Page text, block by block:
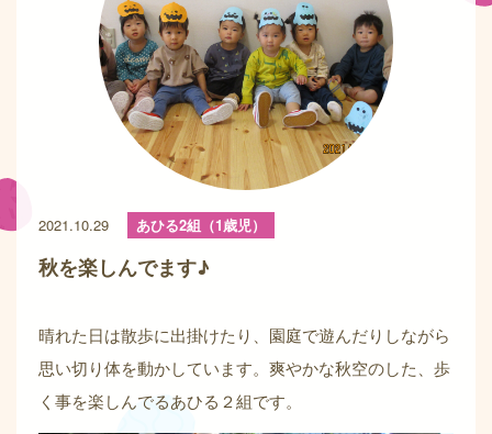
2021.10.29 あひる2組（1歳児）
秋を楽しんでます♪
晴れた日は散歩に出掛けたり、園庭で遊んだりしながら
思い切り体を動かしています。爽やかな秋空のした、歩
く事を楽しんでるあひる２組です。